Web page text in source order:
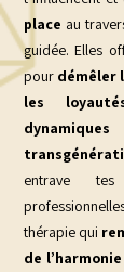
place au
guidée. Elles
pour démêler
les
dynamiques
entrave
thérapie qui
de l’harmonie